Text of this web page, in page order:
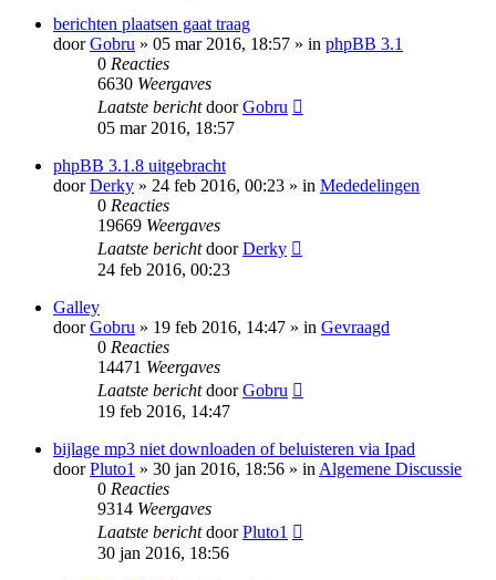
berichten plaatsen gaat traag
doorGobru » 05 mar 2016, 18:57 » in phpBB 3.1
0 Reacties
6630 Weergaves
Laatste berichtdoorGobru
05 mar 2016, 18:57
phpBB 3.1.8 uitgebracht
doorDerky » 24 feb 2016, 00:23 » in Mededelingen
0 Reacties
19669 Weergaves
Laatste berichtdoorDerky
24 feb 2016, 00:23
Galley
doorGobru » 19 feb 2016, 14:47 » in Gevraagd
0 Reacties
14471 Weergaves
Laatste berichtdoorGobru
19 feb 2016, 14:47
bijlage mp3 niet downloaden of beluisteren via Ipad
doorPluto1 » 30 jan 2016, 18:56 » inAlgemene Discussie
0 Reacties
9314 Weergaves
Laatste berichtdoorPluto1
30 jan 2016, 18:56